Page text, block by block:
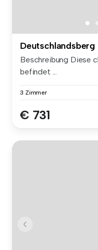
Deutschlandsberg
Beschreibung Diese
befindet ...
3 Zimmer
€ 731